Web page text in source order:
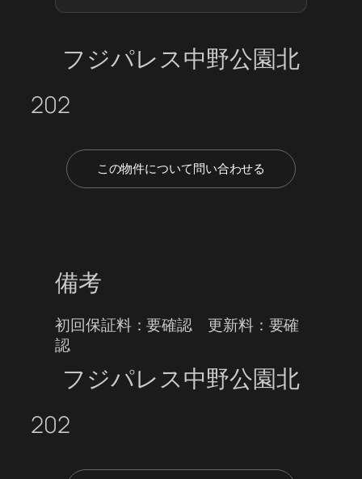
フジパレス中野公園北
202
この物件について問い合わせる
備考
初回保証料：要確認 更新料：要確
認
フジパレス中野公園北
202